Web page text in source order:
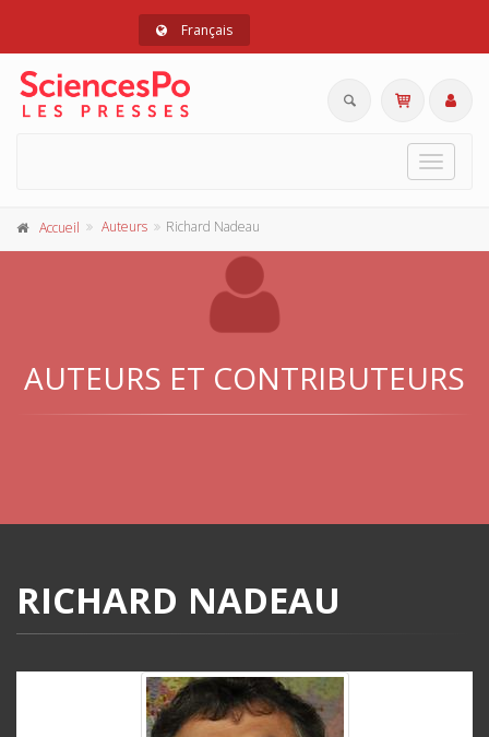
Français
Toggle
Accueil Auteurs Richard Nadeau
AUTEURS ET CONTRIBUTEURS
RICHARD NADEAU